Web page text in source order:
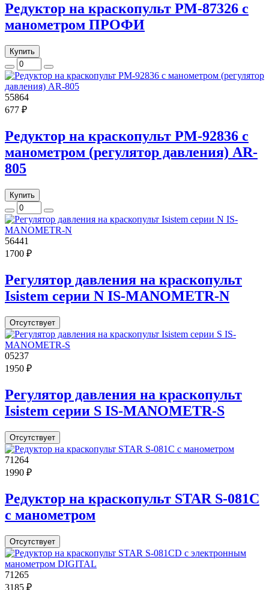
Редуктор на краскопульт РМ-87326 с
манометром ПРОФИ
Купить
55864
677 ₽
Редуктор на краскопульт РМ-92836 с
манометром (регулятор давления) AR-
805
Купить
56441
1700 ₽
Регулятор давления на краскопульт
Isistem серии N IS-MANOMETR-N
Отсутствует
05237
1950 ₽
Регулятор давления на краскопульт
Isistem серии S IS-MANOMETR-S
Отсутствует
71264
1990 ₽
Редуктор на краскопульт STAR S-081C
с манометром
Отсутствует
71265
3185 ₽